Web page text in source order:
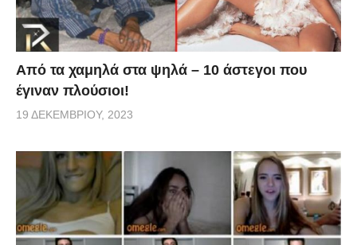
Από τα χαμηλά στα ψηλά – 10 άστεγοι που
έγιναν πλούσιοι!
19 ΔΕΚΕΜΒΡΊΟΥ, 2023